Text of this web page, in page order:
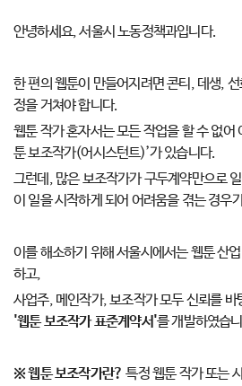
안녕하세요, 서울시 노동정책과입니다.
한 편의 웹툰이 만들어지려면 콘티, 데생,
정을 거쳐야 합니다.
웹툰 작가 혼자서는 모든 작업을 할 수 없어
툰 보조작가(어시스턴트)’가 있습니다.
그런데, 많은 보조작가가 구두계약만으로
이 일을 시작하게 되어 어려움을 겪는 경우
이를 해소하기 위해 서울시에서는 웹툰 산
하고,
사업주, 메인작가, 보조작가 모두 신뢰를 바
'웹툰 보조작가 표준계약서'를 개발하였습
※ 웹툰 보조작가란? 특정 웹툰 작가 또는